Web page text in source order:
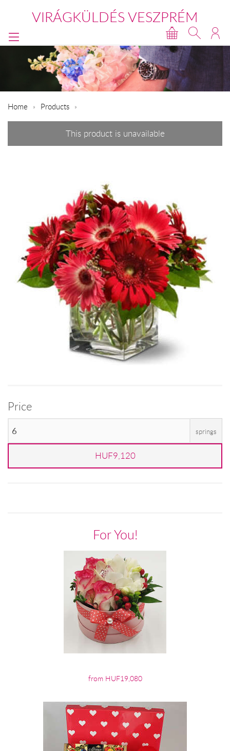
VIRÁGKÜLDÉS VESZPRÉM
Home Products
This product is unavailable
Price
springs
HUF9,120
For You!
from HUF19,080